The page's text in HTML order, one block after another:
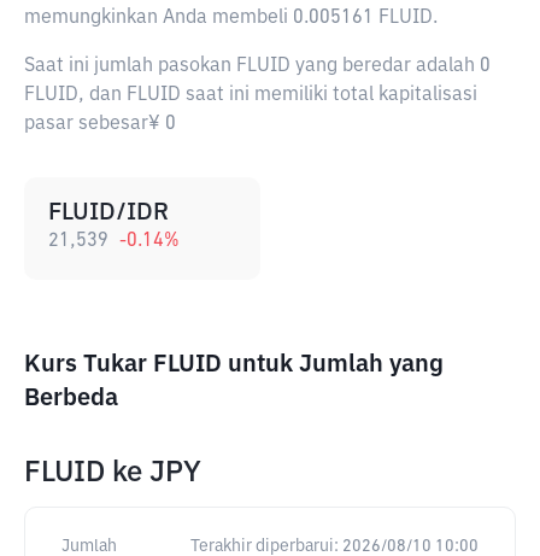
memungkinkan Anda membeli 0.005161 FLUID.
Saat ini jumlah pasokan FLUID yang beredar adalah 0
FLUID, dan FLUID saat ini memiliki total kapitalisasi
pasar sebesar¥ 0
FLUID/IDR
21,539 -0.14%
Kurs Tukar FLUID untuk Jumlah yang
Berbeda
FLUID ke JPY
Jumlah Terakhir diperbarui: 2026/08/10 10:00